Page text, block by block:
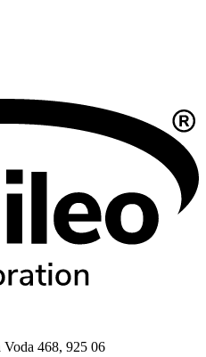
468, 925 06